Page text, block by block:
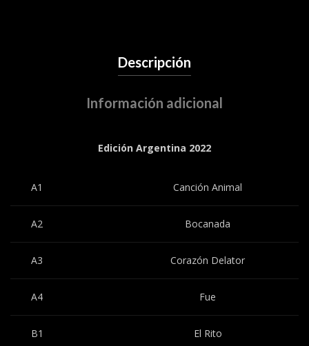
Descripción
Información adicional
Edición Argentina 2022
A1 Canción Animal
A2 Bocanada
A3 Corazón Delator
A4 Fue
B1 El Rito